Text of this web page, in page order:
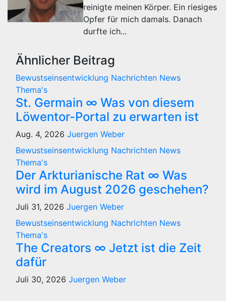
reinigte meinen Körper. Ein riesiges
Opfer für mich damals. Danach
durfte ich...
Ähnlicher Beitrag
Bewustseinsentwicklung Nachrichten News
Thema's
St. Germain ∞ Was von diesem
Löwentor-Portal zu erwarten ist
Aug. 4, 2026 Juergen Weber
Bewustseinsentwicklung Nachrichten News
Thema's
Der Arkturianische Rat ∞ Was
wird im August 2026 geschehen?
Juli 31, 2026 Juergen Weber
Bewustseinsentwicklung Nachrichten News
Thema's
The Creators ∞ Jetzt ist die Zeit
dafür
Juli 30, 2026 Juergen Weber